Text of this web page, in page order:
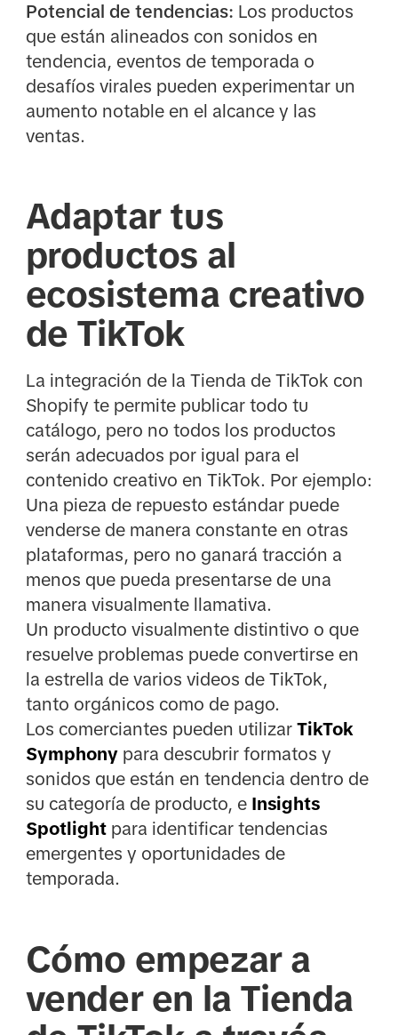
Potencial de tendencias: Los productos
que están alineados con sonidos en
tendencia, eventos de temporada o
desafíos virales pueden experimentar un
aumento notable en el alcance y las
ventas.
Adaptar tus
productos al
ecosistema creativo
de TikTok
La integración de la Tienda de TikTok con
Shopify te permite publicar todo tu
catálogo, pero no todos los productos
serán adecuados por igual para el
contenido creativo en TikTok. Por ejemplo:
Una pieza de repuesto estándar puede
venderse de manera constante en otras
plataformas, pero no ganará tracción a
menos que pueda presentarse de una
manera visualmente llamativa.
Un producto visualmente distintivo o que
resuelve problemas puede convertirse en
la estrella de varios videos de TikTok,
tanto orgánicos como de pago.
Los comerciantes pueden utilizar TikTok
Symphonypara descubrir formatos y
sonidos que están en tendencia dentro de
su categoría de producto, e Insights
Spotlightpara identificar tendencias
emergentes y oportunidades de
temporada.
Cómo empezar a
vender en la Tienda